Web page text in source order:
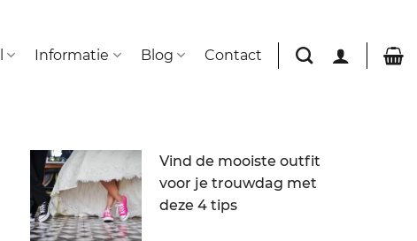
Informatie Blog Contact
Vind de mooiste outfit
voor je trouwdag met
deze 4 tips